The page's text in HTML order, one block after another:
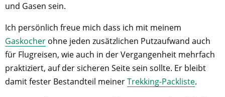
und Gasen sein.
Ich persönlich freue mich dass ich mit meinem
Gaskocher ohne jeden zusätzlichen Putzaufwand auch
für Flugreisen, wie auch in der Vergangenheit mehrfach
praktiziert, auf der sicheren Seite sein sollte. Er bleibt
damit fester Bestandteil meinerTrekking-Packliste.